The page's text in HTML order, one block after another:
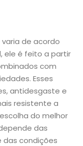
varia de acordo
ele é feito a partir
com
Esses
antidesgaste e
resistente a
do melhor
das
condições